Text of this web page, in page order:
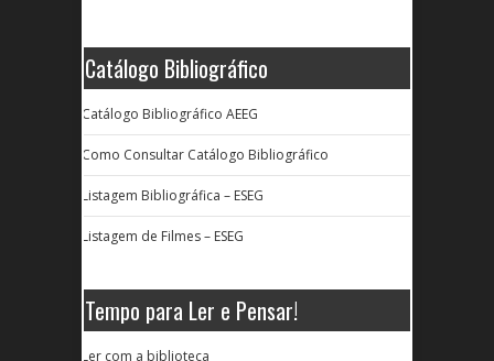
Catálogo Bibliográfico
Catálogo Bibliográfico AEEG
Como Consultar Catálogo Bibliográfico
Listagem Bibliográfica – ESEG
Listagem de Filmes – ESEG
Tempo para Ler e Pensar!
Ler com a biblioteca